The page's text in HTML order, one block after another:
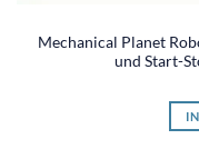
Mechanical Planet
und Start-